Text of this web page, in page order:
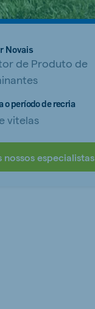
Novais
de Produto de
o período de recria
vitelas
especialistas